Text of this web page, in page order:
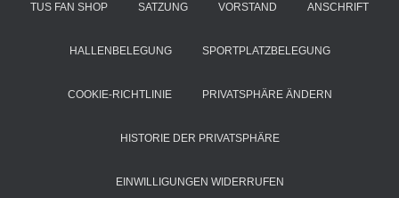
TUS FAN SHOP SATZUNG VORSTAND ANSCHRIFT
HALLENBELEGUNG SPORTPLATZBELEGUNG
COOKIE-RICHTLINIE PRIVATSPHÄRE ÄNDERN
HISTORIE DER PRIVATSPHÄRE
EINWILLIGUNGEN WIDERRUFEN